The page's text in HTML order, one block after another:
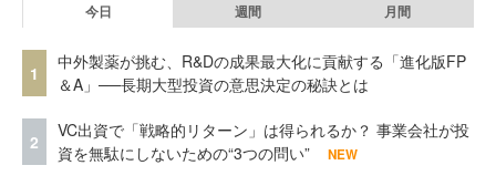
今日 週間 月間
1
中外製薬が挑む、R&Dの成果最大化に貢献する「進化版FP
＆A」──長期大型投資の意思決定の秘訣とは
2
VC出資で「戦略的リターン」は得られるか？ 事業会社が投
資を無駄にしないための“3つの問い”
NEW